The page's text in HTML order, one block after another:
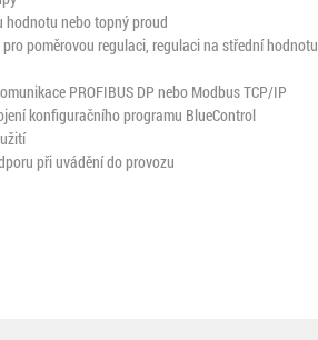
hodnotu nebo topný proud
poměrovou regulaci, regulaci na střední hodnotu
PROFIBUS DP nebo Modbus TCP/IP
konfiguračního programu BlueControl
při uvádění do provozu